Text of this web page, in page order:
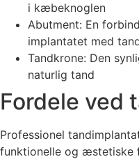
i kæbeknoglen
Abutment: En
implantatet med
Tandkrone: Den
naturlig tand
Fordele ved
Professionel
funktionelle og æstetiske